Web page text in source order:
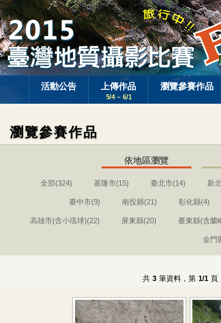
活動公告 上傳作品
5/4 ~ 6/1
瀏覽參賽作品
瀏覽參賽作品
依地區瀏覽
全部(324) 基隆市(15) 臺北市(14) 新
臺中市(9) 南投縣(21) 彰化縣(4)
高雄市(含小琉球)(22) 屏東縣(20) 臺東縣(含蘭
金門
共 3 筆資料，第 1/1 頁